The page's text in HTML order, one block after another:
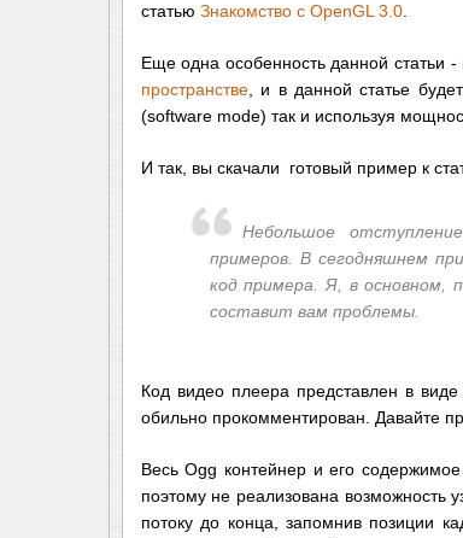
статью Знакомство с OpenGL 3.0.
Еще одна особенность данной статьи -
пространстве, и в данной статье
(software mode) так и используя
И так, вы скачали готовый пример к
Небольшое
примеров. В сегодняшнем
код примера. Я, в основном,
составит вам проблемы.
Код видео плеера представлен в виде
обильно прокомментирован. Давайте
Весь Ogg контейнер и его
поэтому не реализована возможность
потоку до конца, запомнив позиции